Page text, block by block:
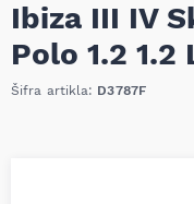
Ibiza III IV
Polo 1.2 1.2
Šifra artikla: D3787F